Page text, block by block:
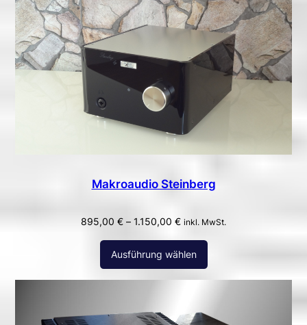
Makroaudio Steinberg
895,00 € – 1.150,00 € inkl. MwSt.
Ausführung wählen